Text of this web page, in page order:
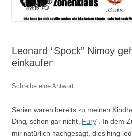
Leonard “Spock” Nimoy
einkaufen
Schreibe eine Antwort
Serien waren bereits zu meinen
Ding, schon gar nicht „ Fury“. In dem
mir natürlich nachgesagt, dies hing